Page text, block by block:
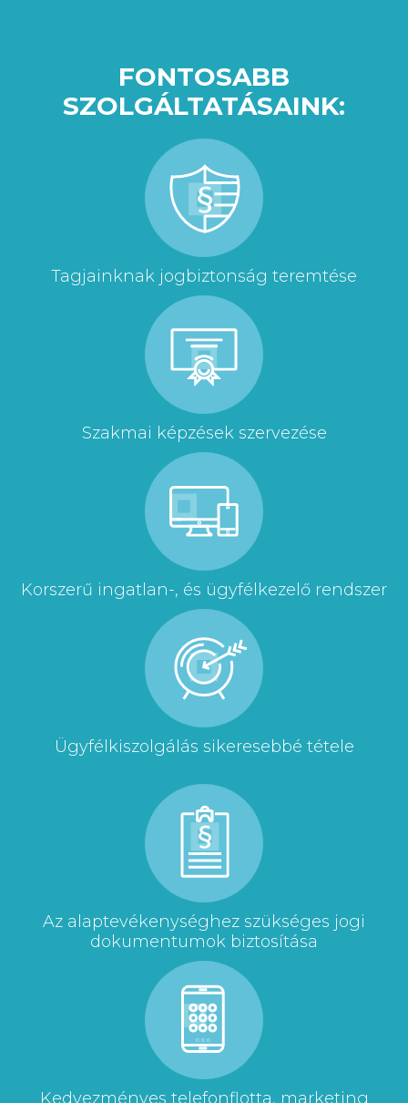
FONTOSABB
SZOLGÁLTATÁSAINK:
Tagjainknak jogbiztonság teremtése
Szakmai képzések szervezése
Korszerű ingatlan-, és ügyfélkezelő rendszer
Ügyfélkiszolgálás sikeresebbé tétele
Az alaptevékenységhez szükséges jogi
dokumentumok biztosítása
Kedvezményes telefonflotta, marketing